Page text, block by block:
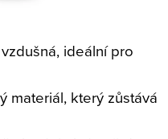
ideální pro
materiál, který zůstává